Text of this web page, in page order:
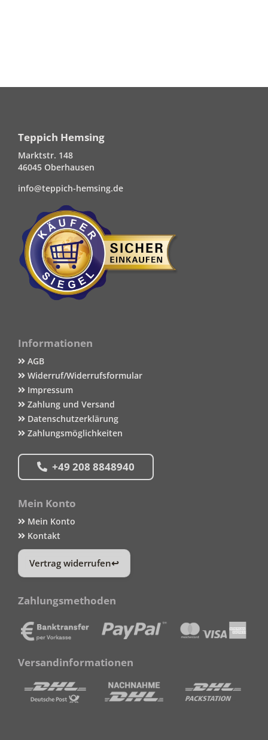
Teppich Hemsing
Marktstr. 148
46045 Oberhausen
info@teppich-hemsing.de
Informationen
AGB
Widerruf/Widerrufsformular
Impressum
Zahlung und Versand
Datenschutzerklärung
Zahlungsmöglichkeiten
+49 208 8848940
Mein Konto
Mein Konto
Kontakt
Vertrag widerrufen
Zahlungsmethoden
Versandinformationen